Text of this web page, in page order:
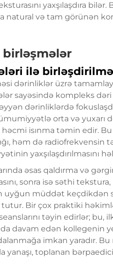
yaxşılaşdıra bilər.
natural və tam görünən
birləşmələr
ilə
dərinliklər üzrə
sayəsində kompleks
dərinliklərdə
orta və yuxarı
isınma təmin edir.
həm də radiofrekvensin
yaxşılaşdırılmasını
əsas qaldırma və
sonra isə səthi
uyğun müddət keçdikdən
tutur. Bir çox praktiki
təyin edirlər; bu,
davam edən kollegenin
imkan yaradır.
toplanan bərpaedici